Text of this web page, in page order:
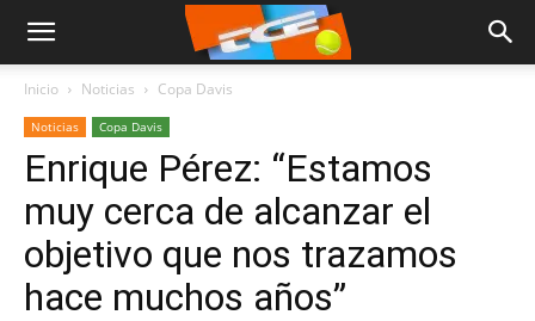
Inicio Noticias Copa Davis
Noticias Copa Davis
Enrique Pérez: “Estamos
muy cerca de alcanzar el
objetivo que nos trazamos
hace muchos años”